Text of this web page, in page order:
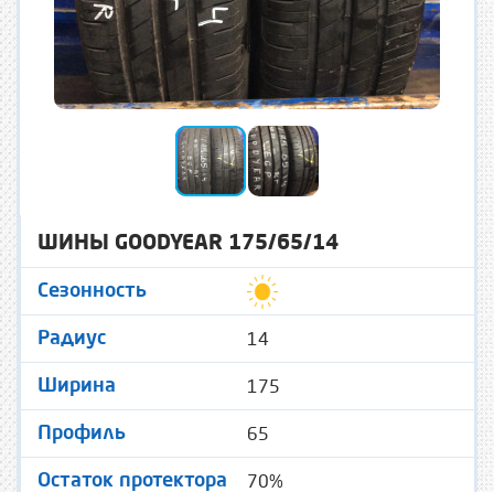
ШИНЫ GOODYEAR 175/65/14
Сезонность
Радиус 14
Ширина 175
Профиль 65
Остаток протектора 70%